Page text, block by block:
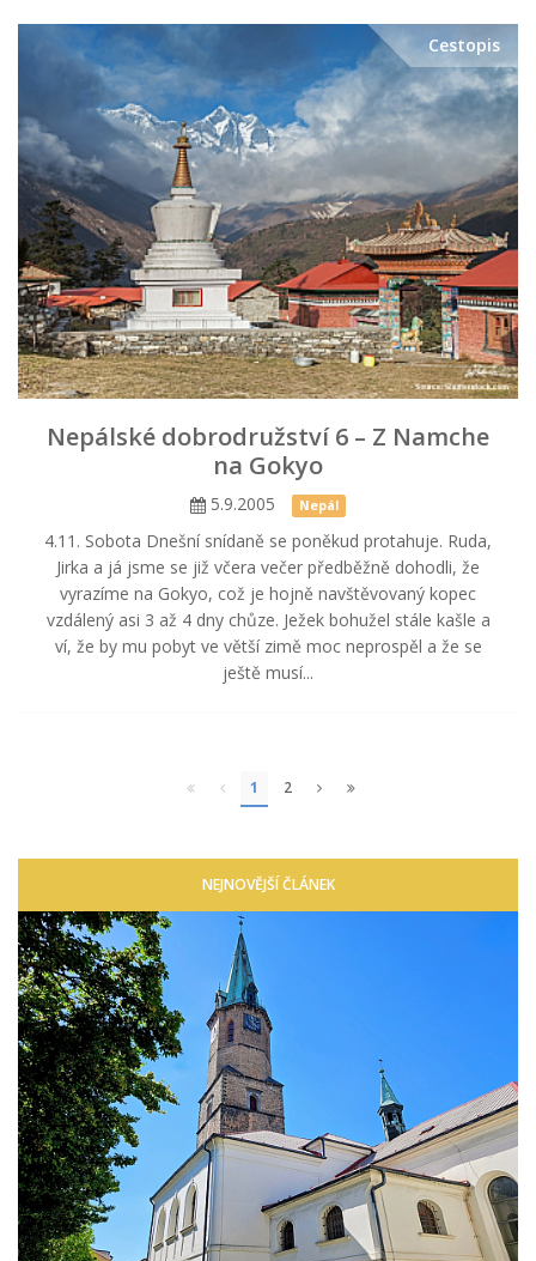
Cestopis
Nepálské dobrodružství 6 – Z Namche
na Gokyo
5.9.2005 Nepál
4.11. Sobota Dnešní snídaně se poněkud protahuje. Ruda,
Jirka a já jsme se již včera večer předběžně dohodli, že
vyrazíme na Gokyo, což je hojně navštěvovaný kopec
vzdálený asi 3 až 4 dny chůze. Ježek bohužel stále kašle a
ví, že by mu pobyt ve větší zimě moc neprospěl a že se
ještě musí...
1 2
NEJNOVĚJŠÍ ČLÁNEK